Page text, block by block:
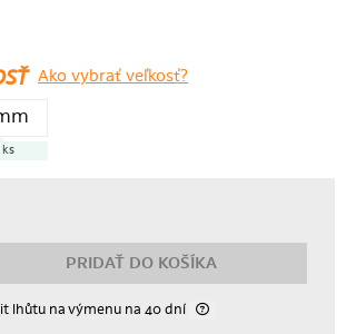
Ako vybrať veľkosť?
ks
PRIDAŤ DO KOŠÍKA
lhůtuna výmenu na 40 dní